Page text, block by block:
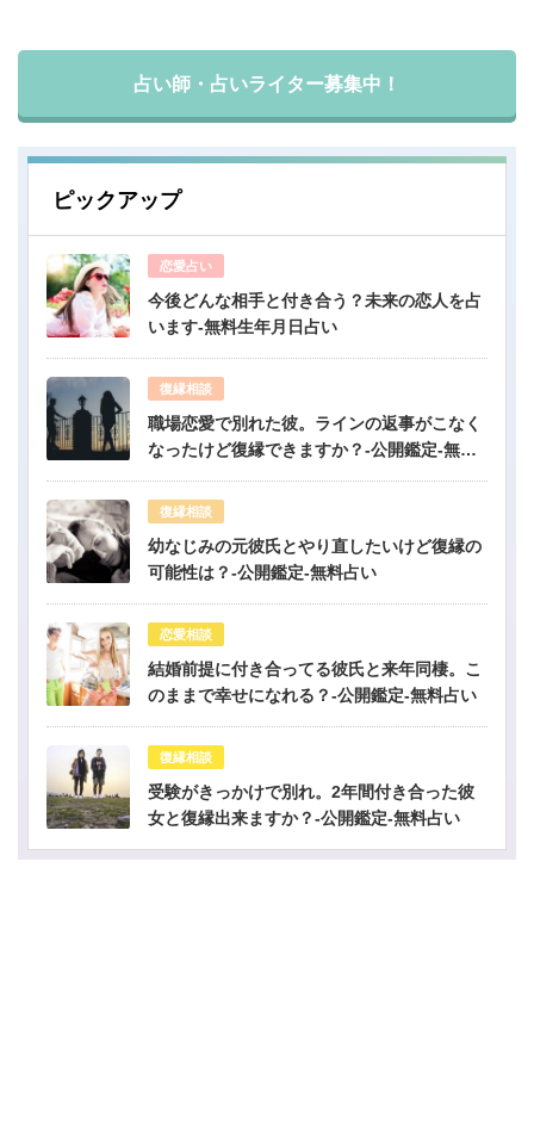
占い師・占いライター募集中！
ピックアップ
恋愛占い
今後どんな相手と付き合う？未来の恋人を占
います-無料生年月日占い
復縁相談
職場恋愛で別れた彼。ラインの返事がこなく
なったけど復縁できますか？-公開鑑定-無料
復縁相談
幼なじみの元彼氏とやり直したいけど復縁の
可能性は？-公開鑑定-無料占い
恋愛相談
結婚前提に付き合ってる彼氏と来年同棲。こ
のままで幸せになれる？-公開鑑定-無料占い
復縁相談
受験がきっかけで別れ。2年間付き合った彼
女と復縁出来ますか？-公開鑑定-無料占い